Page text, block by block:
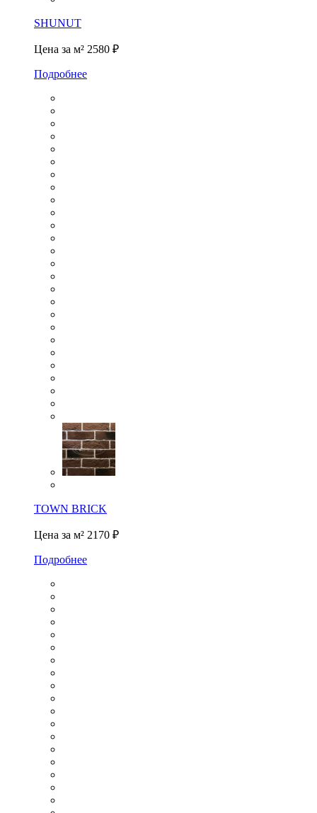
SHUNUT
Цена за м² 2580 ₽
Подробнее
TOWN BRICK
Цена за м² 2170 ₽
Подробнее